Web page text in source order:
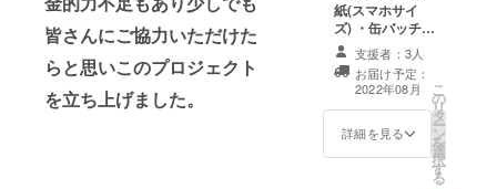
皆さんにご協力いただけた
らと思いこのプロジェクト
を立ち上げました。
紙、メッセージ
動画をお送りさ
せていただきま
す。 ・Tシャツ
(M/L/XL) M・
身丈70・身巾
52・肩巾47・袖
丈20 L・身丈
74・身巾55・肩
巾50・袖丈22
紙(スマホサイ
ズ) ・缶バッチ
(54mm) ・名前
入りボイスメッ
セージ(呼んでほ
しい名前の記載
をお願いします)
・クリアファイ
支援者：3人
お届け予定：
2022年08月
詳細を見る
こ
の
リ
タ
ー
ン
を
選
択
す
る